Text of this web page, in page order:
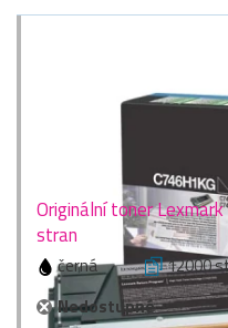
Originální toner
stran
černá 12000
Nedostupné